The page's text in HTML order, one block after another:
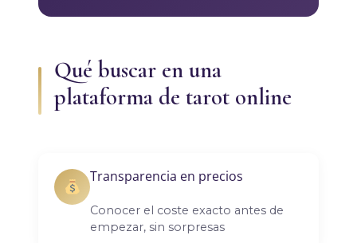
Qué buscar en una
plataforma de tarot online
Transparencia en precios
Conocer el coste exacto antes de
empezar, sin sorpresas